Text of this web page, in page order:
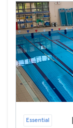
Essential